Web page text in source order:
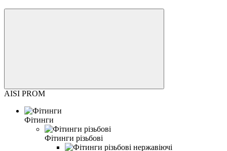
AISI PROM
Фітинги
Фітинги різьбові